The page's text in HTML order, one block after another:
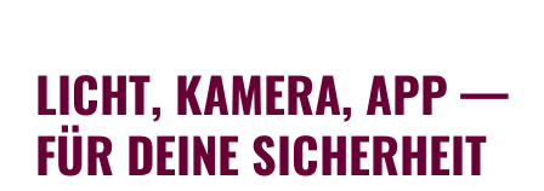
LICHT, KAMERA, APP —
FÜR DEINE SICHERHEIT